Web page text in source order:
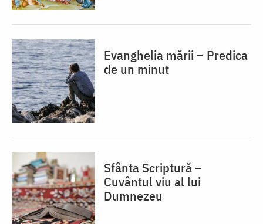
Evanghelia mării – Predica
de un minut
Sfânta Scriptură –
Cuvântul viu al lui
Dumnezeu